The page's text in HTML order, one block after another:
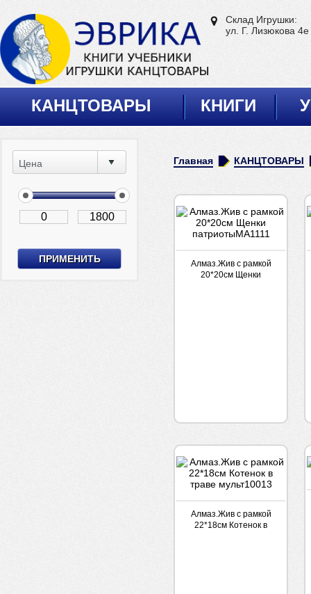
Склад Игрушки:
ул. Г. Лизюкова 4е
КАНЦТОВАРЫ КНИГИ
Цена Главная КАНЦТОВАРЫ
Алмаз.Жив с рамкой
20*20см Щенки
Алмаз.Жив с рамкой
22*18см Котенок в